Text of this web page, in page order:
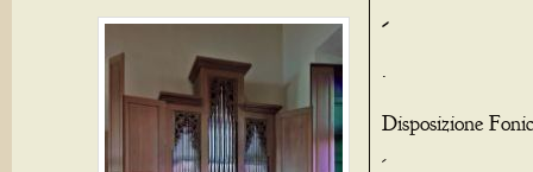
-
.
Disposizione
-